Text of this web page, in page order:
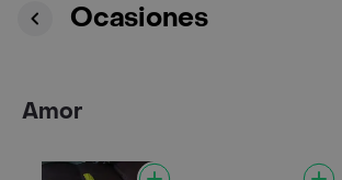
Ocasiones
Amor